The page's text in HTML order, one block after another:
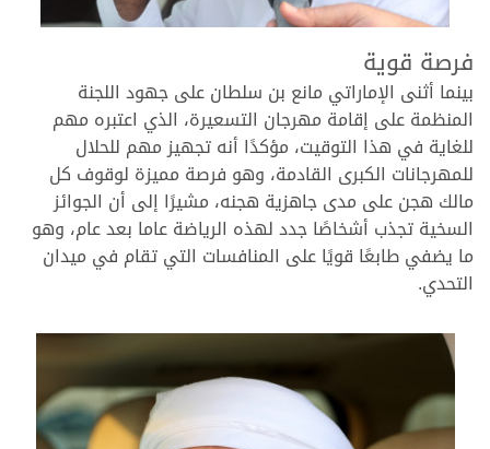
فرصة قوية
بينما أثنى الإماراتي مانع بن سلطان على جهود اللجنة
المنظمة على إقامة مهرجان التسعيرة، الذي اعتبره مهم
للغاية في هذا التوقيت، مؤكدًا أنه تجهيز مهم للحلال
للمهرجانات الكبرى القادمة، وهو فرصة مميزة لوقوف كل
مالك هجن على مدى جاهزية هجنه، مشيرًا إلى أن الجوائز
السخية تجذب أشخاصًا جدد لهذه الرياضة عاما بعد عام، وهو
ما يضفي طابعًا قويًا على المنافسات التي تقام في ميدان
التحدي.